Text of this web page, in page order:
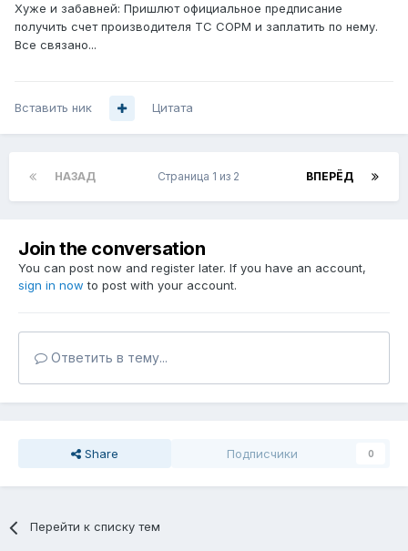
Хуже и забавней: Пришлют официальное предписание
получить счет производителя ТС СОРМ и заплатить по нему.
Все связано...
Вставить ник Цитата
НАЗАД ВПЕРЁД
Страница 1 из 2
Join the conversation
You can post now and register later. If you have an account,
sign in now to post with your account.
Ответить в тему...
Share Подписчики 0
Перейти к списку тем